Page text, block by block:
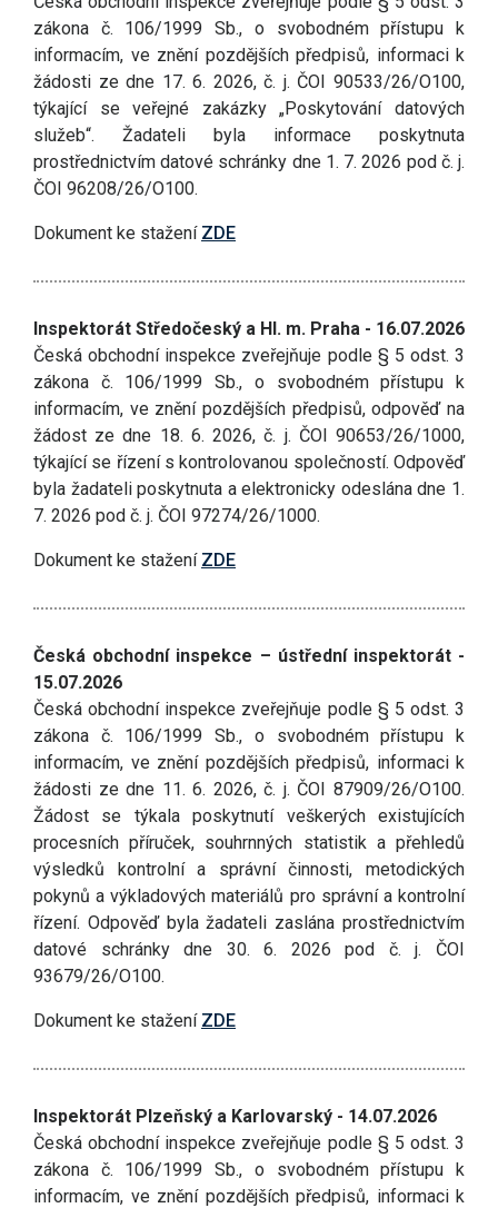
zákona č. 106/1999 Sb., o svobodném přístupu k
informacím, ve znění pozdějších předpisů, informaci k
žádosti ze dne 17. 6. 2026, č. j. ČOI 90533/26/O100,
týkající se veřejné zakázky „Poskytování datových
služeb“. Žadateli byla informace poskytnuta
prostřednictvím datové schránky dne 1. 7. 2026 pod č. j.
ČOI 96208/26/O100.
Dokument ke stažení ZDE
Inspektorát Středočeský a Hl. m. Praha - 16.07.2026
Česká obchodní inspekce zveřejňuje podle § 5 odst. 3
zákona č. 106/1999 Sb., o svobodném přístupu k
informacím, ve znění pozdějších předpisů, odpověď na
žádost ze dne 18. 6. 2026, č. j. ČOI 90653/26/1000,
týkající se řízení s kontrolovanou společností. Odpověď
byla žadateli poskytnuta a elektronicky odeslána dne 1.
7. 2026 pod č. j. ČOI 97274/26/1000.
Dokument ke stažení ZDE
Česká obchodní inspekce – ústřední inspektorát -
15.07.2026
Česká obchodní inspekce zveřejňuje podle § 5 odst. 3
zákona č. 106/1999 Sb., o svobodném přístupu k
informacím, ve znění pozdějších předpisů, informaci k
žádosti ze dne 11. 6. 2026, č. j. ČOI 87909/26/O100.
Žádost se týkala poskytnutí veškerých existujících
procesních příruček, souhrnných statistik a přehledů
výsledků kontrolní a správní činnosti, metodických
pokynů a výkladových materiálů pro správní a kontrolní
řízení. Odpověď byla žadateli zaslána prostřednictvím
datové schránky dne 30. 6. 2026 pod č. j. ČOI
93679/26/O100.
Dokument ke stažení ZDE
Inspektorát Plzeňský a Karlovarský - 14.07.2026
Česká obchodní inspekce zveřejňuje podle § 5 odst. 3
zákona č. 106/1999 Sb., o svobodném přístupu k
informacím, ve znění pozdějších předpisů, informaci k